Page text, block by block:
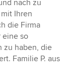
nach zu
Ihren
die Firma
eine so
zu haben, die
Familie P. aus